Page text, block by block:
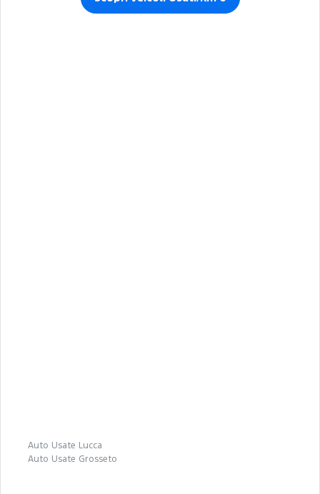
Auto Usate Lucca
Auto Usate Grosseto